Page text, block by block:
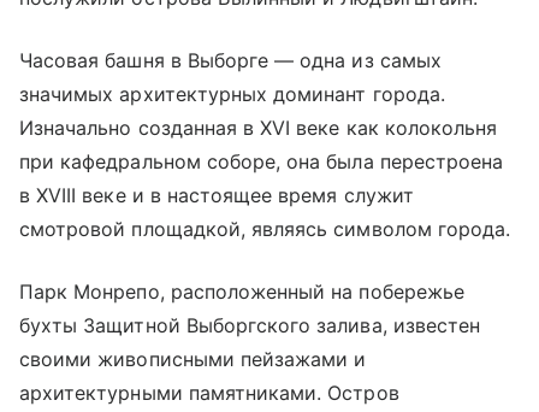
Часовая башня в Выборге — одна из самых
значимых архитектурных доминант города.
Изначально созданная в XVI веке как колокольня
при кафедральном соборе, она была перестроена
в XVIII веке и в настоящее время служит
смотровой площадкой, являясь символом города.
Парк Монрепо, расположенный на побережье
бухты Защитной Выборгского залива, известен
своими живописными пейзажами и
архитектурными памятниками. Остров